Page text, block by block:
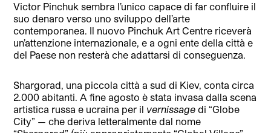
Victor Pinchuk sembra l’unico capace di far confluire il
suo denaro verso uno sviluppo dell’arte
contemporanea. Il nuovo Pinchuk Art Centre riceverà
un’attenzione internazionale, e a ogni ente della città e
del Paese non resterà che adattarsi di conseguenza.
Shargorad, una piccola città a sud di Kiev, conta circa
2.000 abitanti. A fine agosto è stata invasa dalla scena
artistica russa e ucraina per il vernissagedi “Globe
City” — che deriva letteralmente dal nome